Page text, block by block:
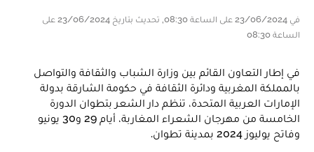
في 23/06/2024 على الساعة 08:30, تحديث بتاريخ 23/06/2024 على
الساعة 08:30
في إطار التعاون القائم بين وزارة الشباب والثقافة والتواصل
بالمملكة المغربية ودائرة الثقافة في حكومة الشارقة بدولة
الإمارات العربية المتحدة، تنظم دار الشعر بتطوان الدورة
الخامسة من مهرجان الشعراء المغاربة، أيام 29 و30 يونيو
وفاتح يوليوز 2024 بمدينة تطوان.